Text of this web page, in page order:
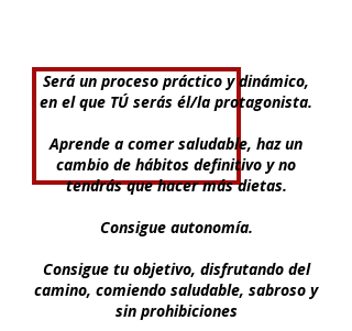
Será un proceso práctico y dinámico,
en el que TÚ serás él/la protagonista.
Aprende a comer saludable, haz un
cambio de hábitos definitivo y no
tendrás que hacer más dietas.
Consigue autonomía.
Consigue tu objetivo, disfrutando del
camino, comiendo saludable, sabroso y
sin prohibiciones